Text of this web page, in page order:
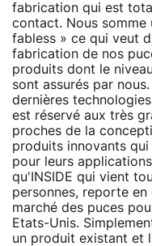
fabrication qui est
contact. Nous somme
fabless » ce qui veut
fabrication de nos
produits dont le
sont assurés par
dernières
est réservé aux très
proches de la
produits innovants
pour leurs
qu'INSIDE qui vient
personnes, reporte
marché des puces
Etats-Unis.
un produit existant et